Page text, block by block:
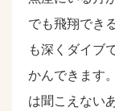
でも飛翔でき
も深くダイブ
かんできます
は聞こえない